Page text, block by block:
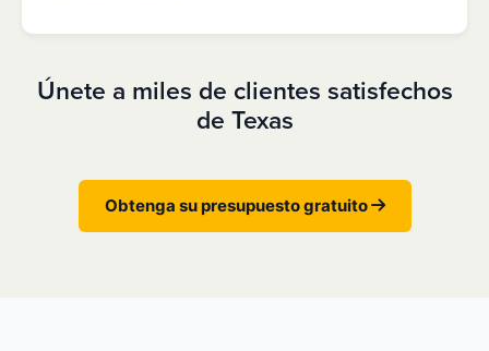
Únete a miles de clientes satisfechos
de Texas
Obtenga su presupuesto gratuito